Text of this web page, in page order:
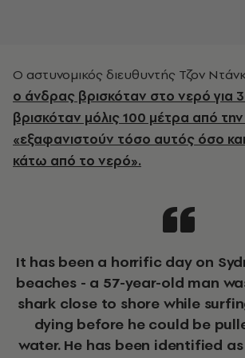
Ο αστυνομικός διευθυντής Τζον
ο άνδρας βρισκόταν στο νερό για
βρισκόταν μόλις 100 μέτρα από
«εξαφανιστούν τόσο αυτός όσο
κάτω από το νερό».
It has been a horrific day on Sydney’s northern
beaches - a 57-year-old man
shark close to shore while
dying before he could be
water. He has been identified